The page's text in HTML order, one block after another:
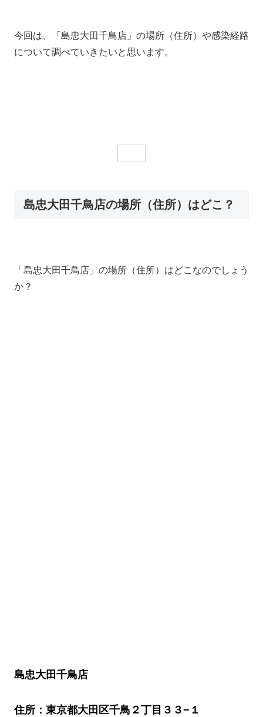
今回は、「島忠大田千鳥店」の場所（住所）や感染経路
について調べていきたいと思います。
島忠大田千鳥店の場所（住所）はどこ？
「島忠大田千鳥店」の場所（住所）はどこなのでしょう
か？
島忠大田千鳥店
住所：東京都大田区千鳥２丁目３３−１